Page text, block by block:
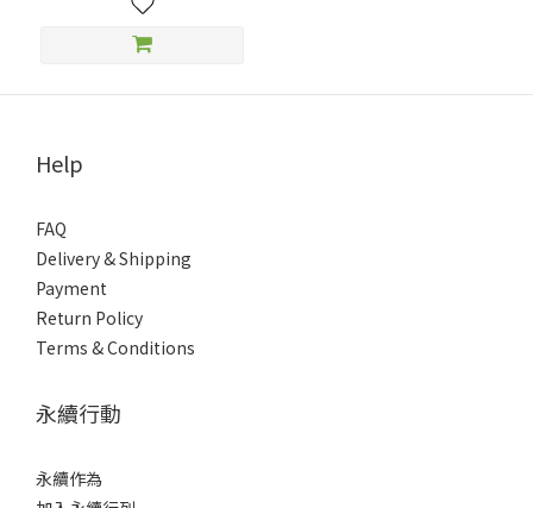
Help
FAQ
Delivery & Shipping
Payment
Return Policy
Terms & Conditions
永續行動
永續作為